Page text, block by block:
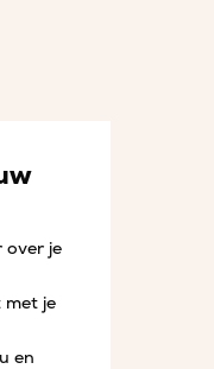
over je
met je
en